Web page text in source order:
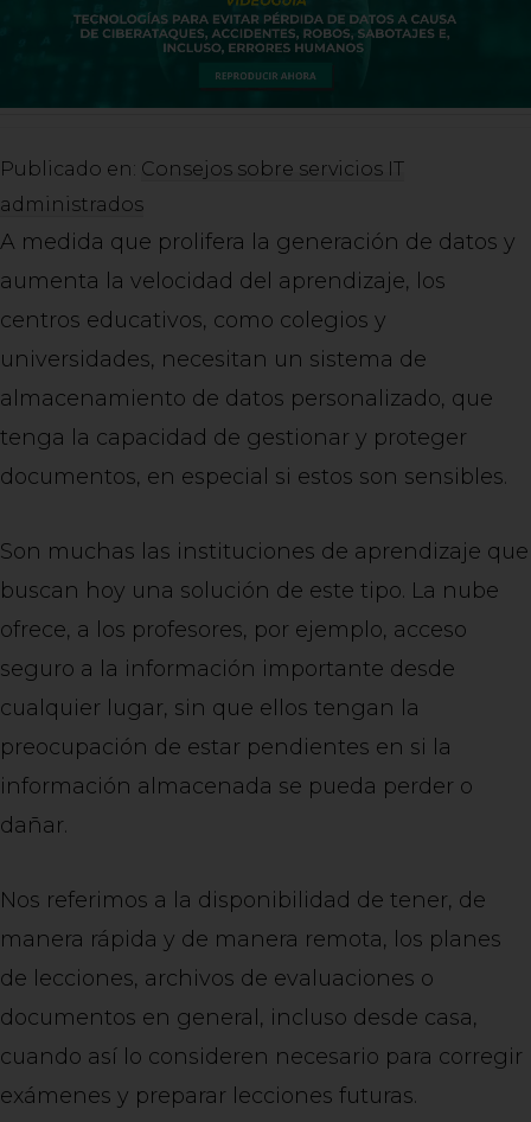
Publicado en: Consejos sobre servicios IT
administrados
A medida que prolifera la generación de datos y
aumenta la velocidad del aprendizaje, los
centros educativos, como colegios y
universidades, necesitan un sistema de
almacenamiento de datos personalizado, que
tenga la capacidad de gestionar y proteger
documentos, en especial si estos son sensibles.
Son muchas las instituciones de aprendizaje que
buscan hoy una solución de este tipo. La nube
ofrece, a los profesores, por ejemplo, acceso
seguro a la información importante desde
cualquier lugar, sin que ellos tengan la
preocupación de estar pendientes en si la
información almacenada se pueda perder o
dañar.
Nos referimos a la disponibilidad de tener, de
manera rápida y de manera remota, los planes
de lecciones, archivos de evaluaciones o
documentos en general, incluso desde casa,
cuando así lo consideren necesario para corregir
exámenes y preparar lecciones futuras.